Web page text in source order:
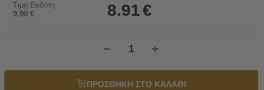
Τιμή Εκδότη
9.90 € 8.91€
+
−
ΠΡΟΣΘΗΚΗ ΣΤΟ ΚΑΛΑΘΙ